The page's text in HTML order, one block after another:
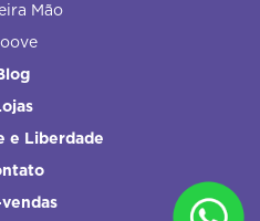
Mão
e Liberdade